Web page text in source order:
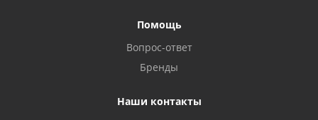
Помощь
Вопрос-ответ
Бренды
Наши контакты